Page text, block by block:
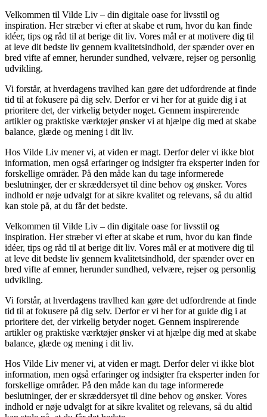
Velkommen til Vilde Liv – din digitale oase for livsstil og
inspiration. Her stræber vi efter at skabe et rum, hvor du kan finde
idéer, tips og råd til at berige dit liv. Vores mål er at motivere dig til
at leve dit bedste liv gennem kvalitetsindhold, der spænder over en
bred vifte af emner, herunder sundhed, velvære, rejser og personlig
udvikling.
Vi forstår, at hverdagens travlhed kan gøre det udfordrende at finde
tid til at fokusere på dig selv. Derfor er vi her for at guide dig i at
prioritere det, der virkelig betyder noget. Gennem inspirerende
artikler og praktiske værktøjer ønsker vi at hjælpe dig med at skabe
balance, glæde og mening i dit liv.
Hos Vilde Liv mener vi, at viden er magt. Derfor deler vi ikke blot
information, men også erfaringer og indsigter fra eksperter inden for
forskellige områder. På den måde kan du tage informerede
beslutninger, der er skræddersyet til dine behov og ønsker. Vores
indhold er nøje udvalgt for at sikre kvalitet og relevans, så du altid
kan stole på, at du får det bedste.
Velkommen til Vilde Liv – din digitale oase for livsstil og
inspiration. Her stræber vi efter at skabe et rum, hvor du kan finde
idéer, tips og råd til at berige dit liv. Vores mål er at motivere dig til
at leve dit bedste liv gennem kvalitetsindhold, der spænder over en
bred vifte af emner, herunder sundhed, velvære, rejser og personlig
udvikling.
Vi forstår, at hverdagens travlhed kan gøre det udfordrende at finde
tid til at fokusere på dig selv. Derfor er vi her for at guide dig i at
prioritere det, der virkelig betyder noget. Gennem inspirerende
artikler og praktiske værktøjer ønsker vi at hjælpe dig med at skabe
balance, glæde og mening i dit liv.
Hos Vilde Liv mener vi, at viden er magt. Derfor deler vi ikke blot
information, men også erfaringer og indsigter fra eksperter inden for
forskellige områder. På den måde kan du tage informerede
beslutninger, der er skræddersyet til dine behov og ønsker. Vores
indhold er nøje udvalgt for at sikre kvalitet og relevans, så du altid